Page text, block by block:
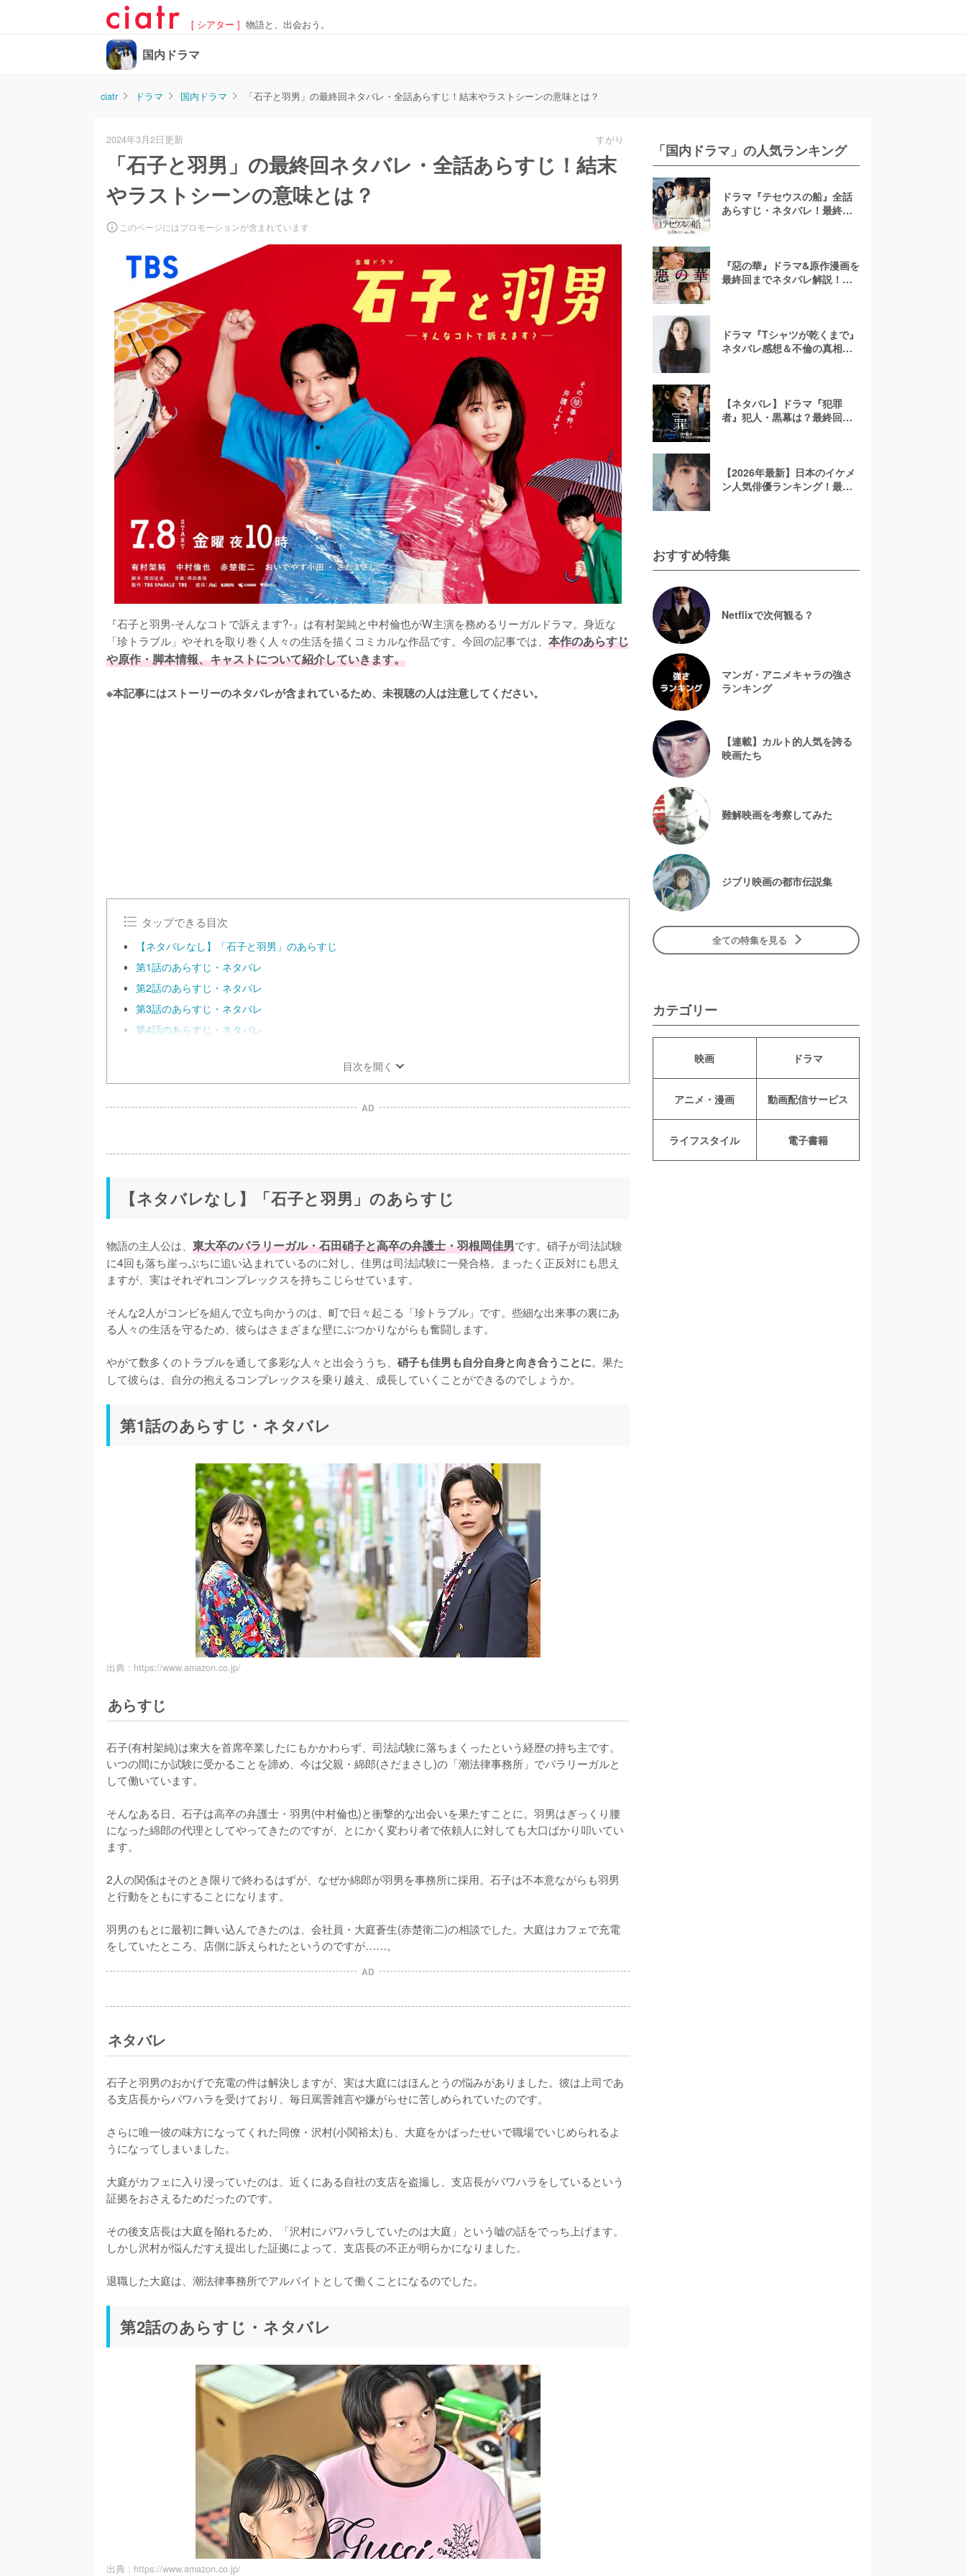
[ シアター ] 物語と、出会おう。
国内ドラマ
ciatr ドラマ 国内ドラマ 「石子と羽男」の最終回ネタバレ・全話あらすじ！結末やラストシーンの意味とは？
2024年3月2日更新 すがり
「石子と羽男」の最終回ネタバレ・全話あらすじ！結末
やラストシーンの意味とは？
このページにはプロモーションが含まれています
『石子と羽男-そんなコトで訴えます?-』は有村架純と中村倫也がW主演を務めるリーガルドラマ。身近な
「珍トラブル」やそれを取り巻く人々の生活を描くコミカルな作品です。今回の記事では、 本作のあらすじ
や原作・脚本情報、キャストについて紹介していきます。
※本記事にはストーリーのネタバレが含まれているため、未視聴の人は注意してください。
タップできる目次
【ネタバレなし】「石子と羽男」のあらすじ
第1話のあらすじ・ネタバレ
第2話のあらすじ・ネタバレ
第3話のあらすじ・ネタバレ
第4話のあらすじ・ネタバレ
目次を開く
AD
【ネタバレなし】「石子と羽男」のあらすじ
物語の主人公は、 東大卒のパラリーガル・石田硝子と高卒の弁護士・羽根岡佳男です。硝子が司法試験
に4回も落ち崖っぷちに追い込まれているのに対し、佳男は司法試験に一発合格。まったく正反対にも思え
ますが、実はそれぞれコンプレックスを持ちこじらせています。
そんな2人がコンビを組んで立ち向かうのは、町で日々起こる「珍トラブル」です。些細な出来事の裏にあ
る人々の生活を守るため、彼らはさまざまな壁にぶつかりながらも奮闘します。
やがて数多くのトラブルを通して多彩な人々と出会ううち、 硝子も佳男も自分自身と向き合うことに。果た
して彼らは、自分の抱えるコンプレックスを乗り越え、成長していくことができるのでしょうか。
第1話のあらすじ・ネタバレ
出典 : https://www.amazon.co.jp/
あらすじ
石子(有村架純)は東大を首席卒業したにもかかわらず、司法試験に落ちまくったという経歴の持ち主です。
いつの間にか試験に受かることを諦め、今は父親・綿郎(さだまさし)の「潮法律事務所」でパラリーガルと
して働いています。
そんなある日、石子は高卒の弁護士・羽男(中村倫也)と衝撃的な出会いを果たすことに。羽男はぎっくり腰
になった綿郎の代理としてやってきたのですが、とにかく変わり者で依頼人に対しても大口ばかり叩いてい
ます。
2人の関係はそのとき限りで終わるはずが、なぜか綿郎が羽男を事務所に採用。石子は不本意ながらも羽男
と行動をともにすることになります。
羽男のもとに最初に舞い込んできたのは、会社員・大庭蒼生(赤楚衛二)の相談でした。大庭はカフェで充電
をしていたところ、店側に訴えられたというのですが……。
AD
ネタバレ
石子と羽男のおかげで充電の件は解決しますが、実は大庭にはほんとうの悩みがありました。彼は上司であ
る支店長からパワハラを受けており、毎日罵詈雑言や嫌がらせに苦しめられていたのです。
さらに唯一彼の味方になってくれた同僚・沢村(小関裕太)も、大庭をかばったせいで職場でいじめられるよ
うになってしまいました。
大庭がカフェに入り浸っていたのは、近くにある自社の支店を盗撮し、支店長がパワハラをしているという
証拠をおさえるためだったのです。
その後支店長は大庭を陥れるため、「沢村にパワハラしていたのは大庭」という嘘の話をでっち上げます。
しかし沢村が悩んだすえ提出した証拠によって、支店長の不正が明らかになりました。
退職した大庭は、潮法律事務所でアルバイトとして働くことになるのでした。
第2話のあらすじ・ネタバレ
出典 : https://www.amazon.co.jp/
「国内ドラマ」の人気ランキング
ドラマ『テセウスの船』全話
あらすじ・ネタバレ！最終回
『惡の華』ドラマ&原作漫画を
最終回までネタバレ解説！ア
ドラマ『Tシャツが乾くまで』
ネタバレ感想＆不倫の真相や
【ネタバレ】ドラマ『犯罪
者』犯人・黒幕は？最終回ラ
【2026年最新】日本のイケメ
ン人気俳優ランキング！最も
おすすめ特集
Netflixで次何観る？
マンガ・アニメキャラの強さ
ランキング
【連載】カルト的人気を誇る
映画たち
難解映画を考察してみた
ジブリ映画の都市伝説集
全ての特集を見る
カテゴリー
映画 ドラマ
アニメ・漫画 動画配信サービス
ライフスタイル 電子書籍